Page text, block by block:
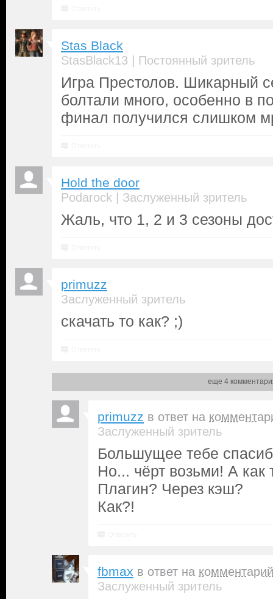
Stas Black
StasBlack13 | Постоянный зритель
Игра Престолов. Шикарный
болтали много, особенно в
финал получился слишком
Hold the door
Podarock | Заслуженный зритель
Жаль, что 1, 2 и 3 сезоны
primuzz
Заслуженный зритель
скачать то как? ;)
еще 4
primuzz в ответ на
Заслуженный зритель
Большущее тебе
Но... чёрт возьми! А как
Плагин? Через кэш?
Как?!
fbmax в ответ на комментарий
Заслуженный зритель